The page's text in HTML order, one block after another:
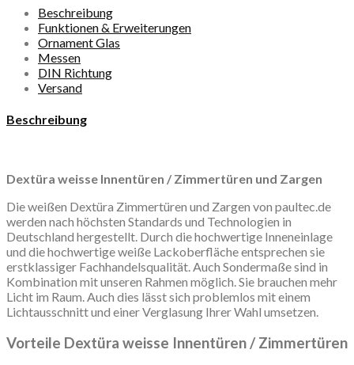
Beschreibung
Funktionen & Erweiterungen
Ornament Glas
Messen
DIN Richtung
Versand
Beschreibung
Dextüra weisse Innentüren / Zimmertüren und Zargen
Die weißen Dextüra Zimmertüren und Zargen von paultec.de
werden nach höchsten Standards und Technologien in
Deutschland hergestellt. Durch die hochwertige Inneneinlage
und die hochwertige weiße Lackoberfläche entsprechen sie
erstklassiger Fachhandelsqualität. Auch Sondermaße sind in
Kombination mit unseren Rahmen möglich. Sie brauchen mehr
Licht im Raum. Auch dies lässt sich problemlos mit einem
Lichtausschnitt und einer Verglasung Ihrer Wahl umsetzen.
Vorteile Dextüra weisse Innentüren / Zimmertüren